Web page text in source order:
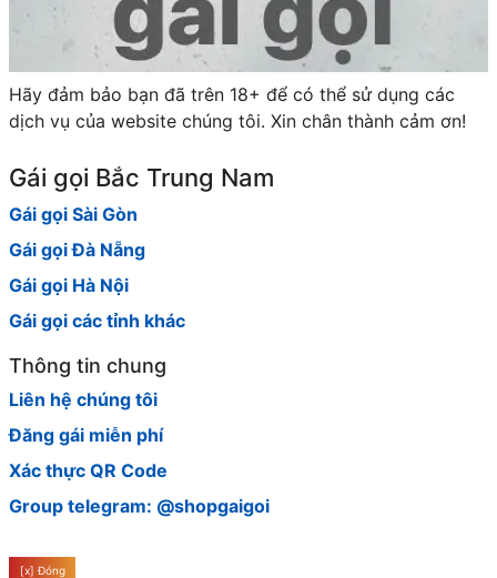
Hãy đảm bảo bạn đã trên 18+ để có thể sử dụng các
dịch vụ của website chúng tôi. Xin chân thành cảm ơn!
Gái gọi Bắc Trung Nam
Gái gọi Sài Gòn
Gái gọi Đà Nẵng
Gái gọi Hà Nội
Gái gọi các tỉnh khác
Thông tin chung
Liên hệ chúng tôi
Đăng gái miễn phí
Xác thực QR Code
Group telegram: @shopgaigoi
[x] Đóng